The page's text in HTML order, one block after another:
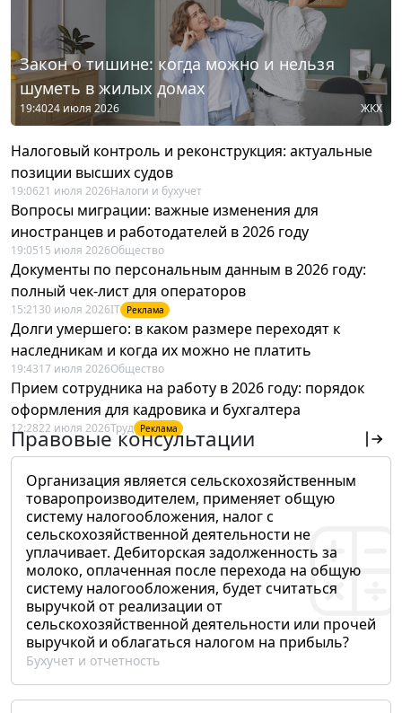
Закон о тишине: когда можно и нельзя
шуметь в жилых домах
19:4024 июля 2026 ЖКХ
Налоговый контроль и реконструкция: актуальные
позиции высших судов
19:0621 июля 2026Налоги и бухучет
Вопросы миграции: важные изменения для
иностранцев и работодателей в 2026 году
19:0515 июля 2026Общество
Документы по персональным данным в 2026 году:
полный чек-лист для операторов
15:21 30 июля 2026IT Реклама
Долги умершего: в каком размере переходят к
наследникам и когда их можно не платить
19:4317 июля 2026Общество
Прием сотрудника на работу в 2026 году: порядок
оформления для кадровика и бухгалтера
12:2822 июля 2026Труд Реклама
Правовые консультации
Организация является сельскохозяйственным
товаропроизводителем, применяет общую
систему налогообложения, налог с
сельскохозяйственной деятельности не
уплачивает. Дебиторская задолженность за
молоко, оплаченная после перехода на общую
систему налогообложения, будет считаться
выручкой от реализации от
сельскохозяйственной деятельности или прочей
выручкой и облагаться налогом на прибыль?
Бухучет и отчетность